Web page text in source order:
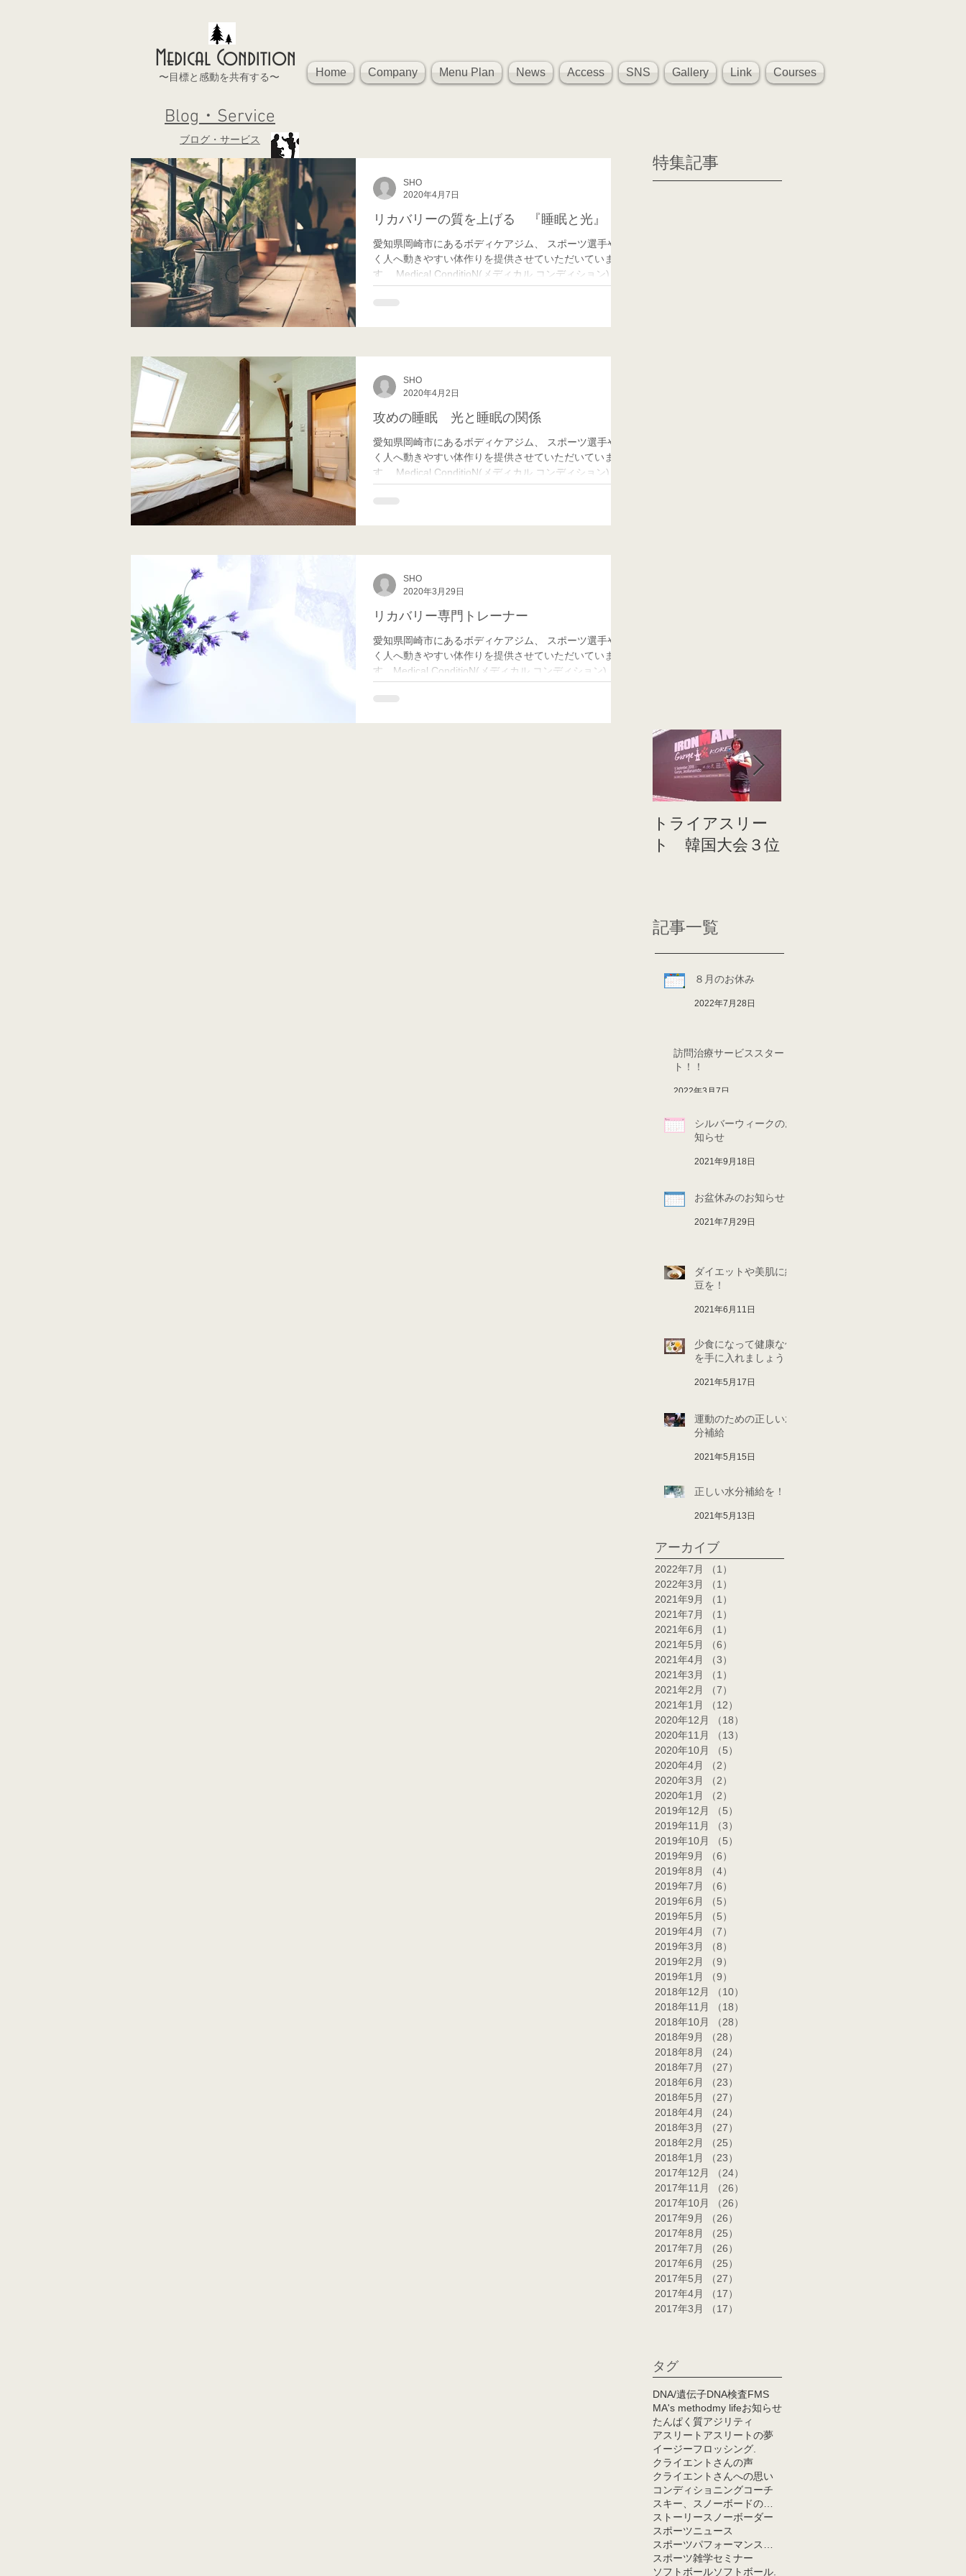
Medical Condition
〜目標と感動を共有する〜 Home Company Menu Plan News Access SNS Gallery Link Courses
Blog・Service
ブログ・サービス
リカバリーの質を上げる 『睡眠と光』
愛知県岡崎市にあるボディケアジム、 スポーツ選手や働
く人へ動きやすい体作りを提供させていただいていま
す、 Medical ConditioN(メディカル コンディション)の
リカバリー兼パフォーマンスアップ担当のSHOです。
SHO
2020年4月7日
攻めの睡眠 光と睡眠の関係
愛知県岡崎市にあるボディケアジム、 スポーツ選手や働
く人へ動きやすい体作りを提供させていただいていま
す、 Medical ConditioN(メディカル コンディション)の
リカバリー兼パフォーマンスアップ担当のSHOです。
SHO
2020年4月2日
リカバリー専門トレーナー
愛知県岡崎市にあるボディケアジム、 スポーツ選手や働
く人へ動きやすい体作りを提供させていただいていま
す、Medical ConditioN(メディカル コンディション) パ
フォーマンスアップ兼リカバリー担当トレーナーのSHO
SHO
2020年3月29日
特集記事
トライアスリー
ト 韓国大会３位
記事一覧
８月のお休み
2022年7月28日
訪問治療サービススター
ト！！
2022年3月7日
シルバーウィークのお
知らせ
2021年9月18日
お盆休みのお知らせ
2021年7月29日
ダイエットや美肌に納
豆を！
2021年6月11日
少食になって健康な体
を手に入れましょう！
2021年5月17日
運動のための正しい水
分補給
2021年5月15日
正しい水分補給を！
2021年5月13日
アーカイブ
2022年7月 （1）
2022年3月
（1）
2021年9月
（1）
2021年7月
（1）
2021年6月
（1）
2021年5月
（6）
2021年4月
（3）
2021年3月
（1）
2021年2月
（7）
2021年1月
（12）
2020年12月
（18）
2020年11月
（13）
2020年10月
（5）
2020年4月
（2）
2020年3月
（2）
2020年1月
（2）
2019年12月
（5）
2019年11月
（3）
2019年10月
（5）
2019年9月
（6）
2019年8月
（4）
2019年7月
（6）
2019年6月
（5）
2019年5月
（5）
2019年4月
（7）
2019年3月
（8）
2019年2月
（9）
2019年1月
（9）
2018年12月
（10）
2018年11月
（18）
2018年10月
（28）
2018年9月
（28）
2018年8月
（24）
2018年7月
（27）
2018年6月
（23）
2018年5月
（27）
2018年4月
（24）
2018年3月
（27）
2018年2月
（25）
2018年1月
（23）
2017年12月
（24）
2017年11月
（26）
2017年10月
（26）
2017年9月
（26）
2017年8月
（25）
2017年7月
（26）
2017年6月
（25）
2017年5月
（27）
2017年4月
（17）
2017年3月
（17）
タグ
DNA/遺伝子DNA検査FMS
MA's methodmy lifeお知らせ
たんぱく質アジリティ
アスリート アスリートの夢
イージーフロッシング.
クライエントさんの声
クライエントさんへの思い
コンディショニングコーチ
ストーリースノーボーダー
スポーツニュース
スポーツ雑学セミナー
ソフトボールソフトボール.